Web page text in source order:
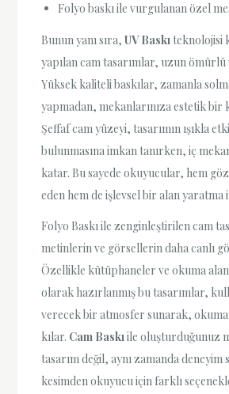
Folyo baskı ile vurgulanan özel
Bunun yanı sıra,UV Baskı teknolojisi
yapılan cam tasarımlar, uzun ömürlü
Yüksek kaliteli baskılar, zamanla
yapmadan, mekanlarınıza estetik bir
Şeffaf cam yüzeyi, tasarımın ışıkla
bulunmasına imkan tanırken, iç
katar. Bu sayede okuyucular, hem
eden hem de işlevsel bir alan yaratma
Folyo Baskı ile zenginleştirilen cam
metinlerin ve görsellerin daha canlı
Özellikle kütüphaneler ve okuma
olarak hazırlanmış bu tasarımlar,
verecek bir atmosfer sunarak,
kılar. Cam Baskı ile oluşturduğunuz
tasarım değil, aynı zamanda deneyim
kesimden okuyucu için farklı